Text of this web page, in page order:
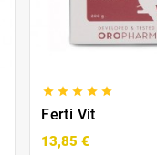
    
Ferti Vit
13,85 €